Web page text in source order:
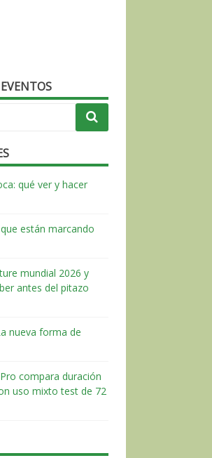
qué ver y hacer
están marcando
mundial 2026 y
antes del pitazo
nueva forma de
compara duración
uso mixto test de 72